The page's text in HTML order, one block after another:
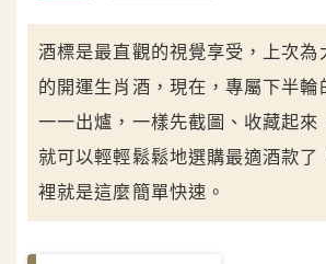
酒標是最直觀的視覺享受，上次為
的開運生肖酒，現在，專屬下半輪
一一出爐，一樣先截圖、收藏起來
就可以輕輕鬆鬆地選購最適酒款了
裡就是這麼簡單快速。